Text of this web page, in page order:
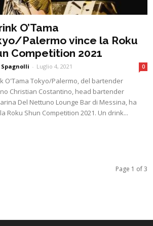
O’Tama
Palermo vince la Roku
Competition 2021
Spagnolli - Luglio 4, 2021 0
O'Tama Tokyo/Palermo, del bartender
Christian Costantino, head bartender
Del Nettuno Lounge Bar di Messina, ha
Roku Shun Competition 2021. Un drink...
Page 1 of 3